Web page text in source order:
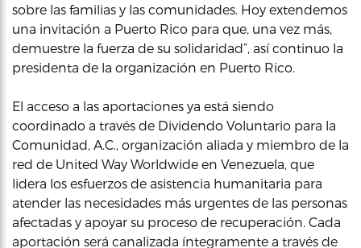
sobre las familias y las comunidades. Hoy extendemos
una invitación a Puerto Rico para que, una vez más,
demuestre la fuerza de su solidaridad”, así continuo la
presidenta de la organización en Puerto Rico.
El acceso a las aportaciones ya está siendo
coordinado a través de Dividendo Voluntario para la
Comunidad, A.C., organización aliada y miembro de la
red de United Way Worldwide en Venezuela, que
lidera los esfuerzos de asistencia humanitaria para
atender las necesidades más urgentes de las personas
afectadas y apoyar su proceso de recuperación. Cada
aportación será canalizada íntegramente a través de